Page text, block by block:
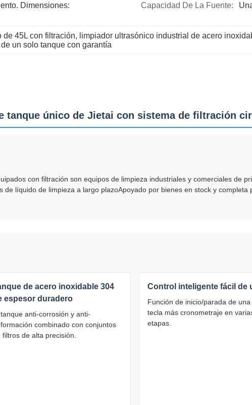
Dimensiones:
Capacidad De La Fuente:
de 45L con filtración, limpiador ultrasónico industrial de acero
un solo tanque con garantía
tanque único de Jietai con sistema de filtración
con filtración son equipos de limpieza industriales y comerciales de
líquido de limpieza a largo plazoApoyado por bienes en stock y
de acero inoxidable 304
espesor duradero
anti-corrosión y anti-
combinado con conjuntos
filtros de alta precisión.
Control inteligente fácil de
Función de inicio/parada de una
tecla más cronometraje en
etapas.